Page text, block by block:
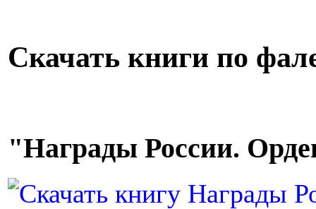
Скачать книги по
"Награды России.